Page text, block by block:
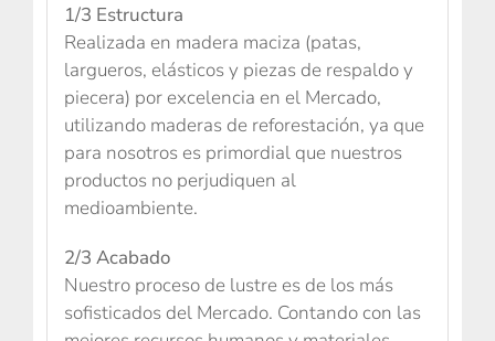
1/3 Estructura
Realizada en madera maciza (patas,
largueros, elásticos y piezas de respaldo y
piecera) por excelencia en el Mercado,
utilizando maderas de reforestación, ya que
para nosotros es primordial que nuestros
productos no perjudiquen al
medioambiente.
2/3 Acabado
Nuestro proceso de lustre es de los más
sofisticados del Mercado. Contando con las